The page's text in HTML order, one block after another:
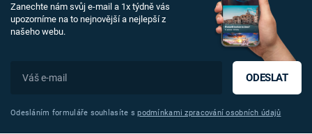
Zanechte nám svůj e-mail a 1x týdně vás
upozorníme na to nejnovější a nejlepší z
našeho webu.
ODESLAT
Odesláním formuláře souhlasíte spodmínkami zpracování osobních údajů